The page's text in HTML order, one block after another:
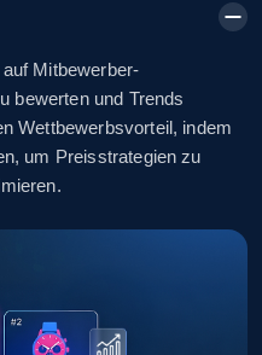
Seller rating,
Root category, and
Jetzt anfangen
name, Seller rating,
Root category, and
Mitbewerber-
bewerten und Trends
Wettbewerbsvorteil, indem
um Preisstrategien zu